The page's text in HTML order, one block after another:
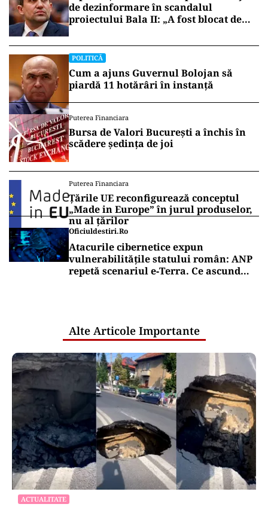
de dezinformare în scandalul
proiectului Bala II: „A fost blocat de
POLITICĂ
Cum a ajuns Guvernul Bolojan să
piardă 11 hotărâri în instanță
Puterea Financiara
Bursa de Valori București a închis în
scădere ședința de joi
Puterea Financiara
Țările UE reconfigurează conceptul
„Made in Europe” în jurul produselor,
nu al țărilor
Oficiuldestiri.ro
Atacurile cibernetice expun
vulnerabilitățile statului român: ANP
repetă scenariul e‑Terra. Ce ascund
Alte Articole Importante
ACTUALITATE